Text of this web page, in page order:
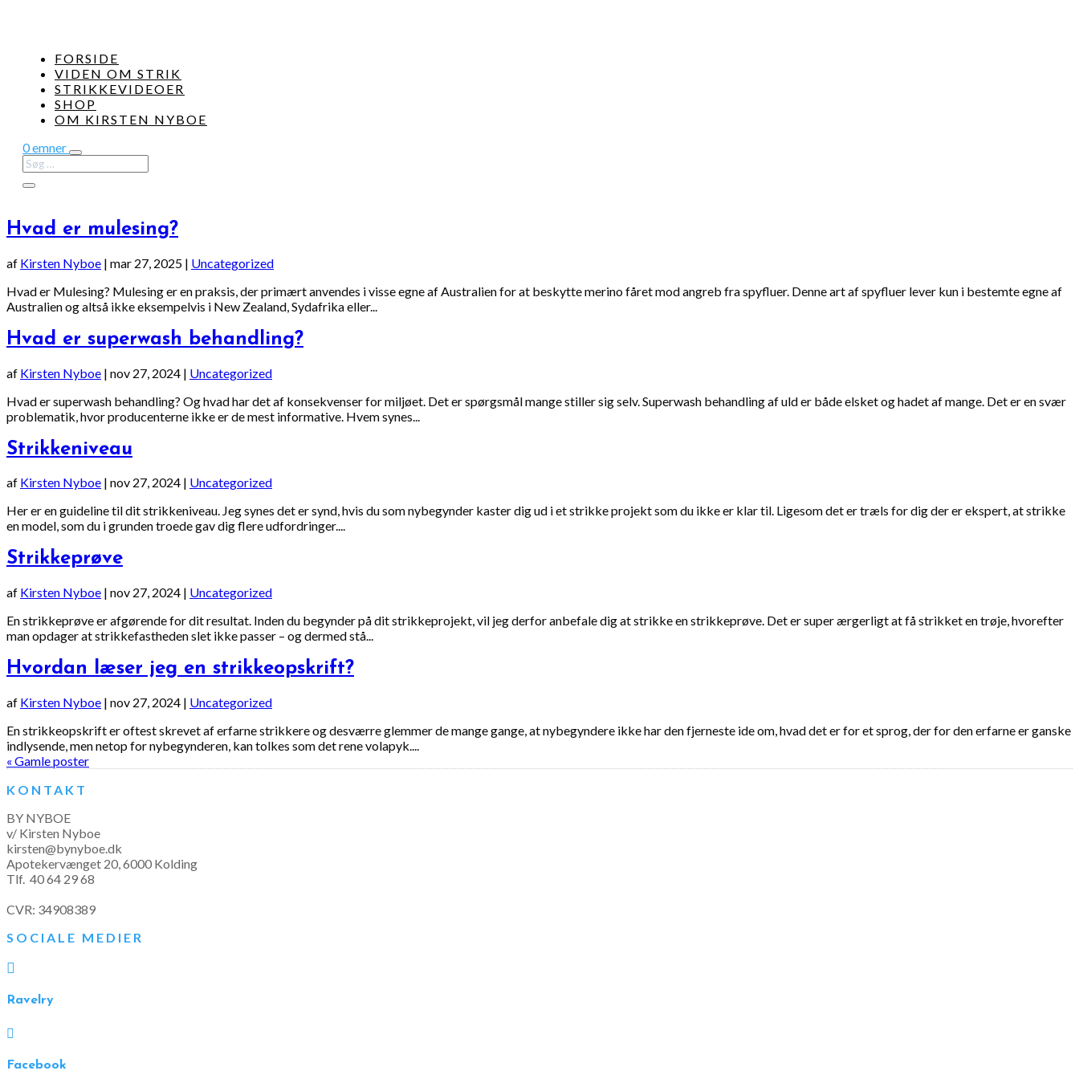
FORSIDE
VIDEN OM STRIK
STRIKKEVIDEOER
SHOP
OM KIRSTEN NYBOE
0 emner
Hvad er mulesing?
af Kirsten Nyboe | mar 27, 2025 | Uncategorized
Hvad er Mulesing? Mulesing er en praksis, der primært anvendes i visse egne af Australien for at beskytte merino fåret mod angreb fra spyfluer. Denne art af spyfluer lever kun i bestemte egne af
Australien og altså ikke eksempelvis i New Zealand, Sydafrika eller...
Hvad er superwash behandling?
af Kirsten Nyboe | nov 27, 2024 | Uncategorized
Hvad er superwash behandling? Og hvad har det af konsekvenser for miljøet. Det er spørgsmål mange stiller sig selv. Superwash behandling af uld er både elsket og hadet af mange. Det er en svær
problematik, hvor producenterne ikke er de mest informative. Hvem synes...
Strikkeniveau
af Kirsten Nyboe | nov 27, 2024 | Uncategorized
Her er en guideline til dit strikkeniveau. Jeg synes det er synd, hvis du som nybegynder kaster dig ud i et strikke projekt som du ikke er klar til. Ligesom det er træls for dig der er ekspert, at strikke
en model, som du i grunden troede gav dig flere udfordringer....
Strikkeprøve
af Kirsten Nyboe | nov 27, 2024 | Uncategorized
En strikkeprøve er afgørende for dit resultat. Inden du begynder på dit strikkeprojekt, vil jeg derfor anbefale dig at strikke en strikkeprøve. Det er super ærgerligt at få strikket en trøje, hvorefter
man opdager at strikkefastheden slet ikke passer – og dermed stå...
Hvordan læser jeg en strikkeopskrift?
af Kirsten Nyboe | nov 27, 2024 | Uncategorized
En strikkeopskrift er oftest skrevet af erfarne strikkere og desværre glemmer de mange gange, at nybegyndere ikke har den fjerneste ide om, hvad det er for et sprog, der for den erfarne er ganske
indlysende, men netop for nybegynderen, kan tolkes som det rene volapyk....
« Gamle poster
KONTAKT
BY NYBOE
v/ Kirsten Nyboe
kirsten@bynyboe.dk
Apotekervænget 20, 6000 Kolding
Tlf. 40 64 29 68
CVR: 34908389
SOCIALE MEDIER

Ravelry

Facebook